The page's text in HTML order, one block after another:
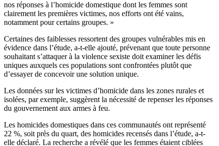
nos réponses à l’homicide domestique dont les femmes sont
clairement les premières victimes, nos efforts ont été vains,
notamment pour certains groupes. »
Certaines des faiblesses ressortent des groupes vulnérables mis en
évidence dans l’étude, a-t-elle ajouté, prévenant que toute personne
souhaitant s’attaquer à la violence sexiste doit examiner les défis
uniques auxquels ces populations sont confrontées plutôt que
d’essayer de concevoir une solution unique.
Les données sur les victimes d’homicide dans les zones rurales et
isolées, par exemple, suggèrent la nécessité de repenser les réponses
du gouvernement aux armes à feu.
Les homicides domestiques dans ces communautés ont représenté
22 %, soit près du quart, des homicides recensés dans l’étude, a-t-
elle déclaré. La recherche a révélé que les femmes étaient ciblées